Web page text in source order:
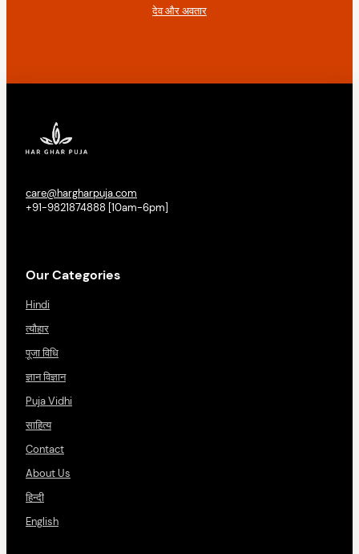
देव और अवतार
care@hargharpuja.com
+91-9821874888 [10am-6pm]
Our Categories
Hindi
त्यौहार
पूजा विधि
ज्ञान विज्ञान
Puja Vidhi
साहित्य
Contact
About Us
हिन्दी
English